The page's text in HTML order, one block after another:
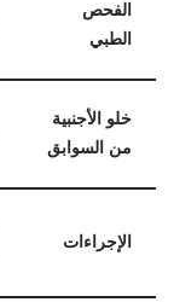
الفحص
الطبي
خلو الأجنبية
من السوابق
الإجراءات